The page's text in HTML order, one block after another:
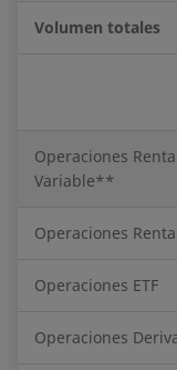
Volumen totales
Operaciones Renta
Variable**
Operaciones
Operaciones ETF
Operaciones